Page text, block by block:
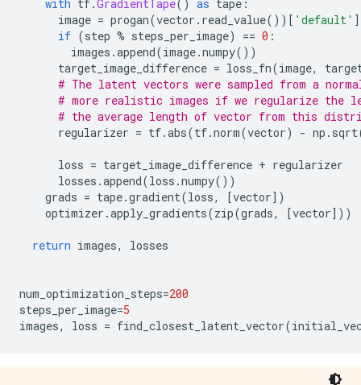
with tf .GradientTape() as tape :
image = progan(vector . read_value())[ 'default'
if (step % steps_per_image) == 0 :
images .append(image.numpy())
target_image_difference = loss_fn(image,
# The latent vectors were sampled from a
# more realistic images if we regularize the
# the average length of vector from this
regularizer = tf.abs(tf.norm(vector) - np . sqrt
loss = target_image_difference + regularizer
losses .append(loss .numpy())
grads = tape.gradient(loss, [vector])
optimizer .apply_gradients(zip(grads, [vector]))
return images, losses
num_optimization_steps=200
steps_per_image=5
images, loss = find_closest_latent_vector(